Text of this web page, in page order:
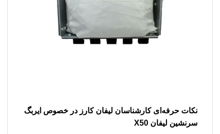
نکات حرفه‌ای کارشناسان لیفان کارز در خصوص ایربگ
سرنشین لیفان X50